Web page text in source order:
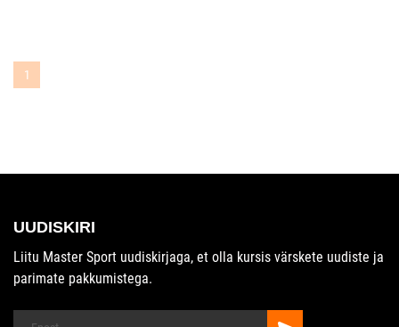
1
UUDISKIRI
Liitu Master Sport uudiskirjaga, et olla kursis värskete uudiste ja
parimate pakkumistega.